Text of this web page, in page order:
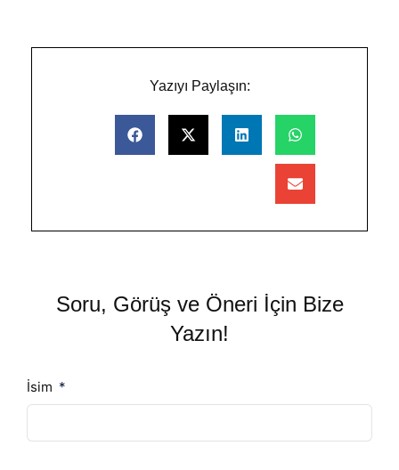
Yazıyı Paylaşın:
Soru, Görüş ve Öneri İçin Bize
Yazın!
İsim